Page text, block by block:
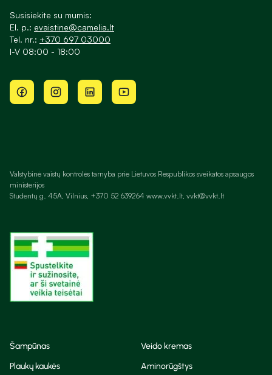
Susisiekite su mumis:
El. p.: evaistine@camelia.lt
Tel. nr.: +370 697 03000
I-V 08:00 - 18:00
Valstybinė vaistų kontrolės tarnyba prie Lietuvos Respublikos sveikatos apsaugos
ministerijos
Studentų g. 45A, Vilnius, +370 52 639264 www.vvkt.lt, vvkt@vvkt.lt
Šampūnas
Veido kremas
Plaukų kaukės
Aminorūgštys